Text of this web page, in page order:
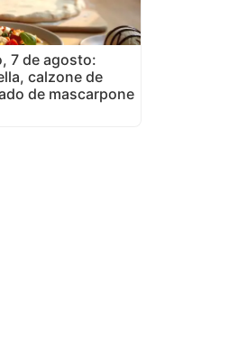
7 de agosto:
calzone de
de mascarpone